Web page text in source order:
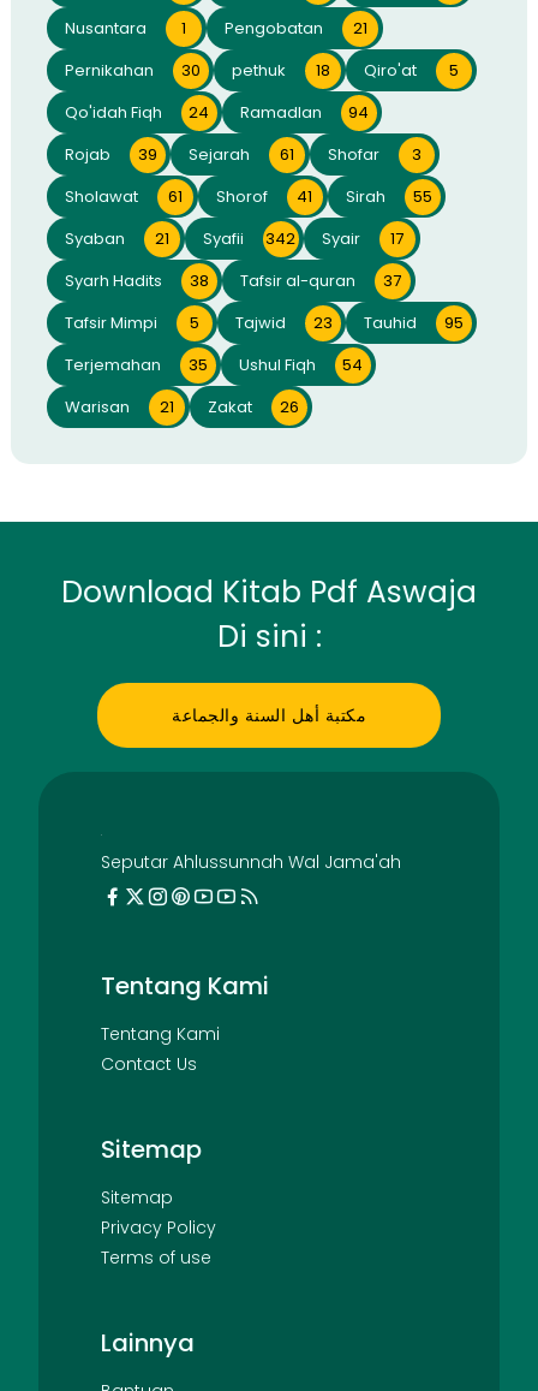
Nusantara
1 Pengobatan
21
Pernikahan
30 pethuk 18 Qiro'at
5
Qo'idah Fiqh
24 Ramadlan
94
Rojab
39 Sejarah 61 Shofar
3
Sholawat
61 Shorof 41 Sirah
55
Syaban
21 Syafii 342 Syair
17
Syarh Hadits
38 Tafsir al-quran
37
Tafsir Mimpi
5 Tajwid 23 Tauhid
95
Terjemahan
35 Ushul Fiqh
54
Warisan
21 Zakat 26
Download Kitab Pdf Aswaja
Di sini :
مكتبة أهل السنة والجماعة
Seputar Ahlussunnah Wal Jama'ah
Tentang Kami
Tentang Kami
Contact Us
Sitemap
Sitemap
Privacy Policy
Terms of use
Lainnya